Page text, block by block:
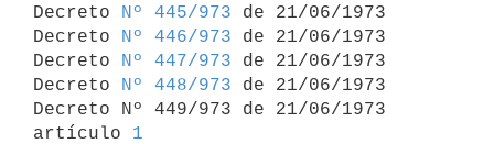
Decreto
Nº 445/973 de 21/06/1973
Decreto
Nº 446/973 de 21/06/1973
Decreto
Nº 447/973 de 21/06/1973
Decreto
Nº 448/973 de 21/06/1973
Decreto Nº 449/973 de 21/06/1973
artículo 1